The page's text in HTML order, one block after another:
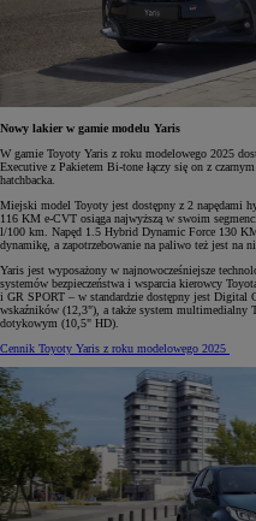
Nowy lakier w gamie modelu Yaris
W gamie Toyoty Yaris z roku modelowego 2025
Executive z Pakietem Bi-tone łączy się on z
hatchbacka.
Miejski model Toyoty jest dostępny z 2 napędami
116 KM e-CVT osiąga najwyższą w swoim
l/100 km. Napęd 1.5 Hybrid Dynamic Force 130
dynamikę, a zapotrzebowanie na paliwo też jest na
Yaris jest wyposażony w najnowocześniejsze
systemów bezpieczeństwa i wsparcia kierowcy
i GR SPORT – w standardzie dostępny jest
wskaźników (12,3"), a także system multimedialny
dotykowym (10,5" HD).
Cennik Toyoty Yaris z roku modelowego 2025